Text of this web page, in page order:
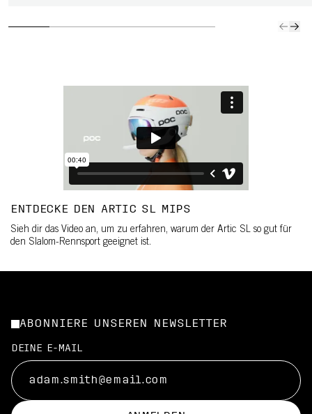
ENTDECKE DEN ARTIC SL MIPS
Sieh dir das Video an, um zu erfahren, warum der Artic SL so gut für
den Slalom-Rennsport geeignet ist.
ABONNIERE UNSEREN NEWSLETTER
DEINE E-MAIL